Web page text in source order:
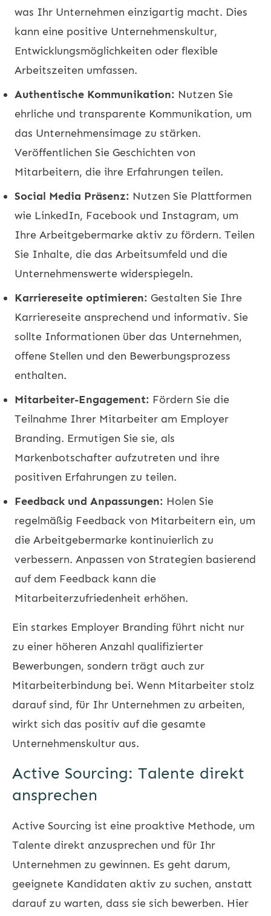
was Ihr Unternehmen einzigartig macht. Dies
kann eine positive Unternehmenskultur,
Entwicklungsmöglichkeiten oder flexible
Arbeitszeiten umfassen.
Authentische Kommunikation: Nutzen Sie
ehrliche und transparente Kommunikation, um
das Unternehmensimage zu stärken.
Veröffentlichen Sie Geschichten von
Mitarbeitern, die ihre Erfahrungen teilen.
Social Media Präsenz: Nutzen Sie Plattformen
wie LinkedIn, Facebook und Instagram, um
Ihre Arbeitgebermarke aktiv zu fördern. Teilen
Sie Inhalte, die das Arbeitsumfeld und die
Unternehmenswerte widerspiegeln.
Karriereseite optimieren: Gestalten Sie Ihre
Karriereseite ansprechend und informativ. Sie
sollte Informationen über das Unternehmen,
offene Stellen und den Bewerbungsprozess
enthalten.
Mitarbeiter-Engagement: Fördern Sie die
Teilnahme Ihrer Mitarbeiter am Employer
Branding. Ermutigen Sie sie, als
Markenbotschafter aufzutreten und ihre
positiven Erfahrungen zu teilen.
Feedback und Anpassungen: Holen Sie
regelmäßig Feedback von Mitarbeitern ein, um
die Arbeitgebermarke kontinuierlich zu
verbessern. Anpassen von Strategien basierend
auf dem Feedback kann die
Mitarbeiterzufriedenheit erhöhen.
Ein starkes Employer Branding führt nicht nur
zu einer höheren Anzahl qualifizierter
Bewerbungen, sondern trägt auch zur
Mitarbeiterbindung bei. Wenn Mitarbeiter stolz
darauf sind, für Ihr Unternehmen zu arbeiten,
wirkt sich das positiv auf die gesamte
Unternehmenskultur aus.
Active Sourcing: Talente direkt
ansprechen
Active Sourcing ist eine proaktive Methode, um
Talente direkt anzusprechen und für Ihr
Unternehmen zu gewinnen. Es geht darum,
geeignete Kandidaten aktiv zu suchen, anstatt
darauf zu warten, dass sie sich bewerben. Hier